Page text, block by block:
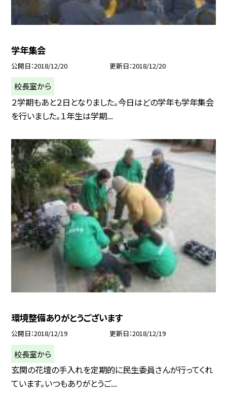
学年集会
公開日 2018/12/20 更新日 2018/12/20
校長室から
２学期もあと２日となりました。今日はどの学年も学年集会
を行いました。１年生は学期...
環境整備ありがとうございます
公開日 2018/12/19 更新日 2018/12/19
校長室から
玄関の花壇の手入れを定期的に民生委員さんが行ってくれ
ています。いつもありがとうご...